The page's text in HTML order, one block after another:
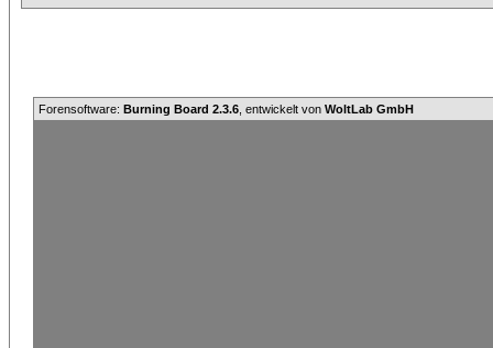
Forensoftware: Burning Board 2.3.6 , entwickelt von WoltLab GmbH